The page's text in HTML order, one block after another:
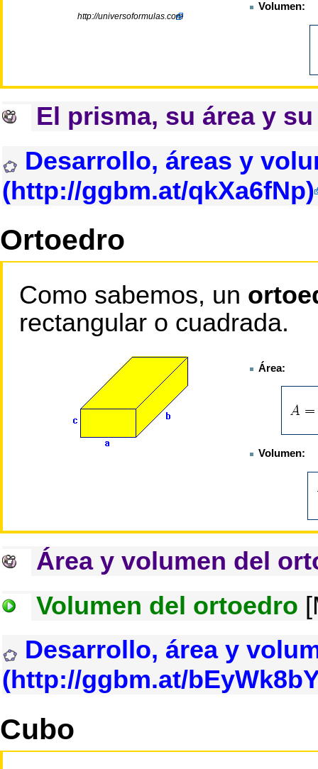
http://universoformulas.com
Volumen:
El prisma, su área y
Desarrollo, áreas y
Ortoedro
Como sabemos, un
rectangular o cuadrada.
Área:
Volumen:
Área y volumen del
Volumen del ortoedro
Desarrollo, área y
Cubo